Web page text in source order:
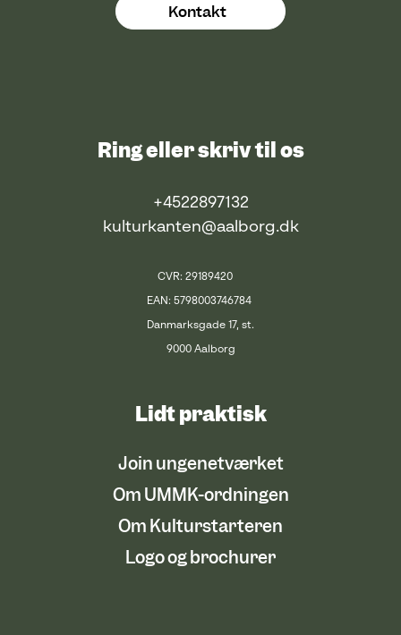
Kontakt
Ring eller skriv til os
+4522897132
kulturkanten@aalborg.dk
CVR: 29189420
EAN: 5798003746784
Danmarksgade 17, st.
9000 Aalborg
Lidt praktisk
Join ungenetværket
Om UMMK-ordningen
Om Kulturstarteren
Logo og brochurer